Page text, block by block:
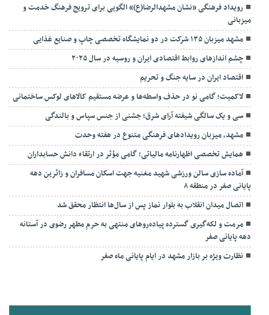
رویداد فرهنگی «نشان مشهدالرضا(ع)» الگویی برای ترویج فرهنگ خدمت و
میزبانی
مشهد میزبان ۱۳۵ شرکت در دو نمایشگاه تخصصی چاپ و صنایع غذایی
چشم اندازهای روابط اقتصادی ایران و روسیه در سال ۲۰۲۵
اقتصاد ایران در سایه جنگ و تحریم
لاکمیت؛ گامی نو در حذف واسطه‌ها و عرضه مستقیم کالاهای لوکس ساختمانی
سی و یک سالگی شیفته آرای شرق؛ جشنی از جنس سپاس و بالندگی
مشهد، میزبان رویدادهای فرهنگی متنوع در هفته وحدت
همایش تخصصی اظهارنامه مالیاتی؛ گامی مؤثر در ارتقاء دانش حسابداران
آماده سازی سالن ورزشی شهید مغنیه جهت اسکان مسافران و زائرین دهه
پایانی صفر در منطقه ۸
اتصال میدان انقلاب به بلوار نماز پس از سال‌ها انتظار محقق شد
مرمت و لکه‌گیری گسترده پیاده‌روهای منتهی به حرم مطهر رضوی در آستانه
دهه پایانی صفر
نظارت ویژه بر بازار مشهد در ایام پایانی ماه صفر